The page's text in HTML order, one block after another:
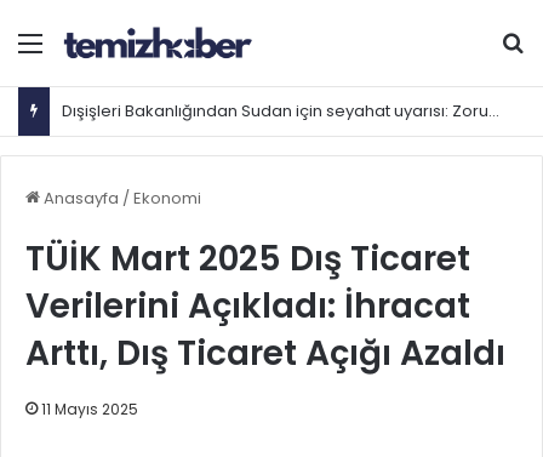
Menü
Dışişleri Bakanlığından Sudan için seyahat uyarısı: Zorunlu değilse gitmeyin
Anasayfa / Ekonomi
TÜİK Mart 2025 Dış Ticaret
Verilerini Açıkladı: İhracat
Arttı, Dış Ticaret Açığı Azaldı
11 Mayıs 2025